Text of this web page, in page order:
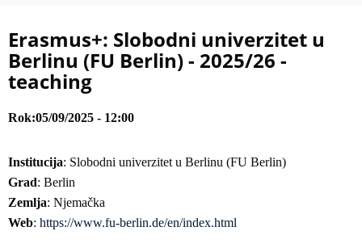
Erasmus+: Slobodni univerzitet u
Berlinu (FU Berlin) - 2025/26 -
teaching
Rok 05/09/2025 - 12:00
Institucija: Slobodni univerzitet u Berlinu (FU Berlin)
Grad: Berlin
Zemlja: Njemačka
Web: https://www.fu-berlin.de/en/index.html